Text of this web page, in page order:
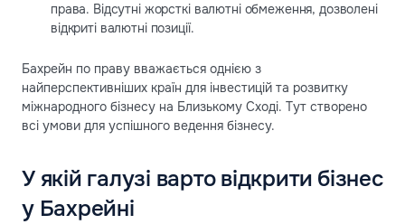
права. Відсутні жорсткі валютні обмеження, дозволені
відкриті валютні позиції.
Бахрейн по праву вважається однією з
найперспективніших країн для інвестицій та розвитку
міжнародного бізнесу на Близькому Сході. Тут створено
всі умови для успішного ведення бізнесу.
У якій галузі варто відкрити бізнес
у Бахрейні